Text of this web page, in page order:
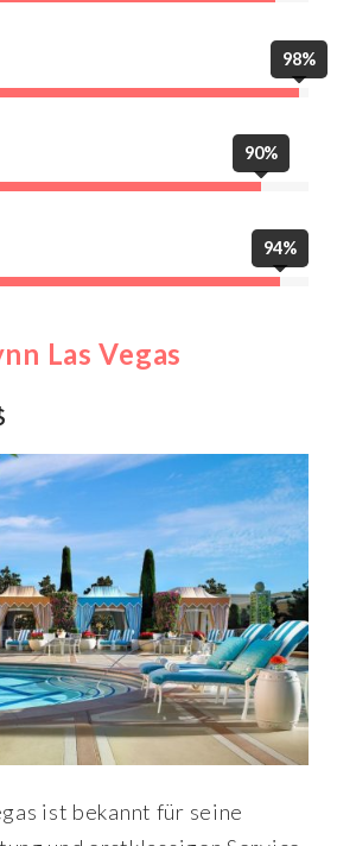
98%
90%
94%
Las Vegas
ist bekannt für seine